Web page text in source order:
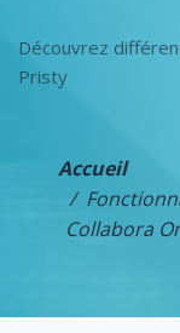
Découvrez
Pristy
Accueil
Collabora